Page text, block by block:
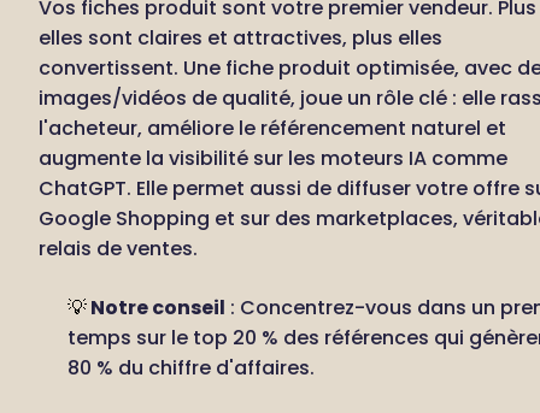
Vos fiches produit sont votre premier vendeur. Plus
elles sont claires et attractives, plus elles
convertissent. Une fiche produit optimisée, avec
images/vidéos de qualité, joue un rôle clé : elle
l'acheteur, améliore le référencement naturel et
augmente la visibilité sur les moteurs IA comme
ChatGPT. Elle permet aussi de diffuser votre offre
Google Shopping et sur des marketplaces,
relais de ventes.
💡 Notre conseil : Concentrez-vous dans un
temps sur le top 20 % des références qui
80 % du chiffre d'affaires.